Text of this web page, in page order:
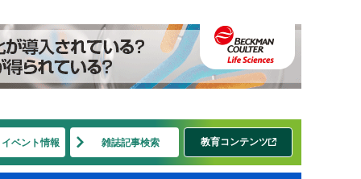
ベント情報 雑誌記事検索 教育コンテンツ